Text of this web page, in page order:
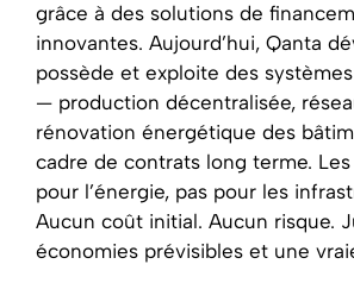
grâce à des solutions de
innovantes. Aujourd’hui, Qanta
possède et exploite des
— production décentralisée,
rénovation énergétique des
cadre de contrats long terme.
pour l’énergie, pas pour les
Aucun coût initial. Aucun risque.
économies prévisibles et une